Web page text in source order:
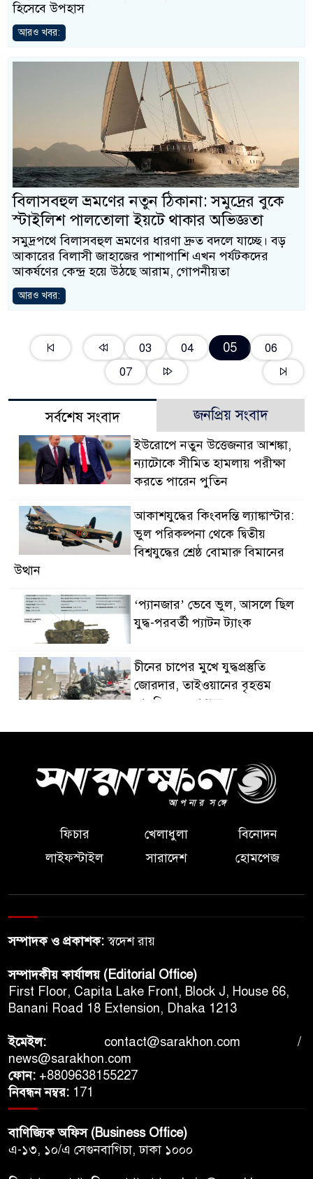
হিসেবে উপহাস
আরও খবর:
বিলাসবহুল ভ্রমণের নতুন ঠিকানা: সমুদ্রের বুকে
স্টাইলিশ পালতোলা ইয়টে থাকার অভিজ্ঞতা
সমুদ্রপথে বিলাসবহুল ভ্রমণের ধারণা দ্রুত বদলে যাচ্ছে। বড়
আকারের বিলাসী জাহাজের পাশাপাশি এখন পর্যটকদের
আকর্ষণের কেন্দ্র হয়ে উঠছে আরাম, গোপনীয়তা
আরও খবর:
03 04 05
06
07
সর্বশেষ সংবাদ জনপ্রিয় সংবাদ
ইউরোপে নতুন উত্তেজনার আশঙ্কা,
ন্যাটোকে সীমিত হামলায় পরীক্ষা
করতে পারেন পুতিন
আকাশযুদ্ধের কিংবদন্তি ল্যাঙ্কাস্টার:
ভুল পরিকল্পনা থেকে দ্বিতীয়
বিশ্বযুদ্ধের শ্রেষ্ঠ বোমারু বিমানের
উত্থান
‘প্যানজার’ ভেবে ভুল, আসলে ছিল
যুদ্ধ-পরবর্তী প্যাটন ট্যাংক
চীনের চাপের মুখে যুদ্ধপ্রস্তুতি
জোরদার, তাইওয়ানের বৃহত্তম
সামরিক মহড়া শুরু
কনসার্ট নিয়ে ফিরছেন চার্লি পুথ
রোগীর আস্থা ছাড়া স্বাস্থ্যসেবায়
কৃত্রিম বুদ্ধিমত্তার সফল ব্যবহার
সম্ভব নয়: সিঙ্গাপুরের স্বাস্থ্যমন্ত্রী
কেন বদলে গেল মাহিন্দ্রা থারের
কর্মক্ষেত্রে আহত শ্রমিকদের আইনি
লড়াই কঠিন হয়ে উঠছে,
আইনজীবীর সংকটে বাড়ছে ভোগান্তি
জাতিসংঘের সামনে তিব্বতি কর্মীর
আত্মাহুতি, নতুন করে আলোচনায়
হতাশা
ফিচার খেলাধুলা
বিনোদন
লাইফস্টাইল
সারাদেশ হোমপেজ
সম্পাদক ও প্রকাশক:স্বদেশ রায়
সম্পাদকীয় কার্যালয় (Editorial Office)
First Floor, Capita Lake Front, Block J, House 66,
Banani Road 18 Extension, Dhaka 1213
ইমেইল: contact@sarakhon.com /
news@sarakhon.com
ফোন: +8809638155227
নিবন্ধন নম্বর: 171
বাণিজ্যিক অফিস (Business Office)
এ-১৩, ১০/এ সেগুনবাগিচা, ঢাকা ১০০০